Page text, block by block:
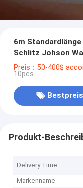
6m
Schlitz Johson
Q235 mildem
Preis：50-400$
10pcs
Bestpreis
Produkt-
Delivery Time
Markenname